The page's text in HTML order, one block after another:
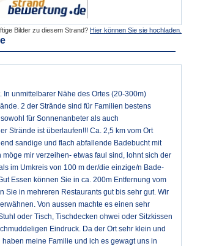
Bilder zu diesem Strand? Hier können Sie sie hochladen.
unmittelbarer Nähe des Ortes (20-300m)
2 der Strände sind für Familien bestens
für Sonnenanbeter als auch
Strände ist überlaufen!!! Ca. 2,5 km vom Ort
sandige und flach abfallende Badebucht mit
mir verzeihen- etwas faul sind, lohnt sich der
im Umkreis von 100 m der/die einzige/n Bade-
Essen können Sie in ca. 200m Entfernung vom
Sie in mehreren Restaurants gut bis sehr gut. Wir
Von aussen machte es einen sehr
oder Tisch, Tischdecken ohwei oder Sitzkissen
Eindruck. Da der Ort sehr klein und
meine Familie und ich es gewagt uns in